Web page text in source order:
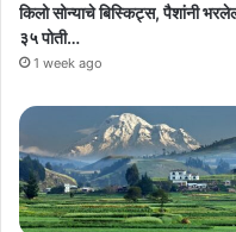
किलो सोन्याचे बिस्किट्स, पैशांनी
३५ पोती…
1 week ago